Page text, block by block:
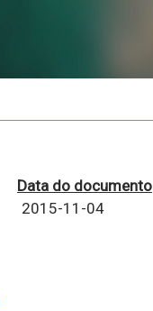
Data do documento
2015-11-04